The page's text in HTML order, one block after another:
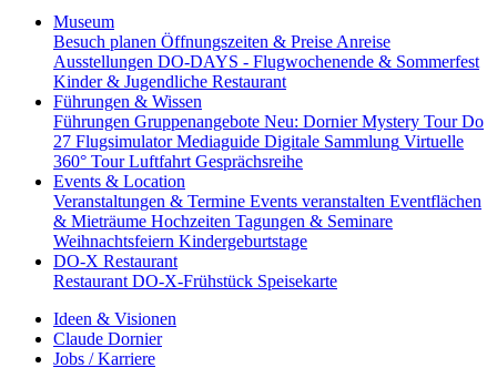
Museum
Besuch planen Öffnungszeiten & Preise Anreise
Ausstellungen DO-DAYS - Flugwochenende & Sommerfest
Kinder & Jugendliche Restaurant
Führungen & Wissen
Führungen Gruppenangebote Neu: Dornier Mystery Tour Do
27 Flugsimulator Mediaguide Digitale Sammlung Virtuelle
360° Tour Luftfahrt Gesprächsreihe
Events & Location
Veranstaltungen & Termine Events veranstalten Eventflächen
& Mieträume Hochzeiten Tagungen & Seminare
Weihnachtsfeiern Kindergeburtstage
DO-X Restaurant
Restaurant DO-X-Frühstück Speisekarte
Ideen & Visionen
Claude Dornier
Jobs / Karriere